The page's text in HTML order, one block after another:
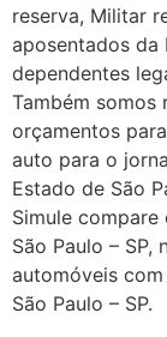
reserva, Militar
aposentados da
dependentes
Também
orçamentos
auto para o
Estado de São
Simule
São Paulo – SP,
automóveis
São Paulo – SP.